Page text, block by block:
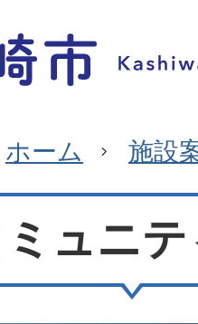
ホーム 施設
ュニ